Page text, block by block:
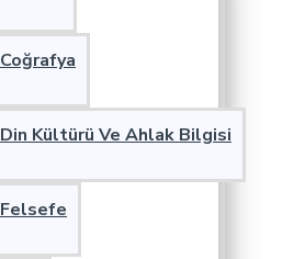
Coğrafya
Din Kültürü Ve Ahlak Bilgisi
Felsefe